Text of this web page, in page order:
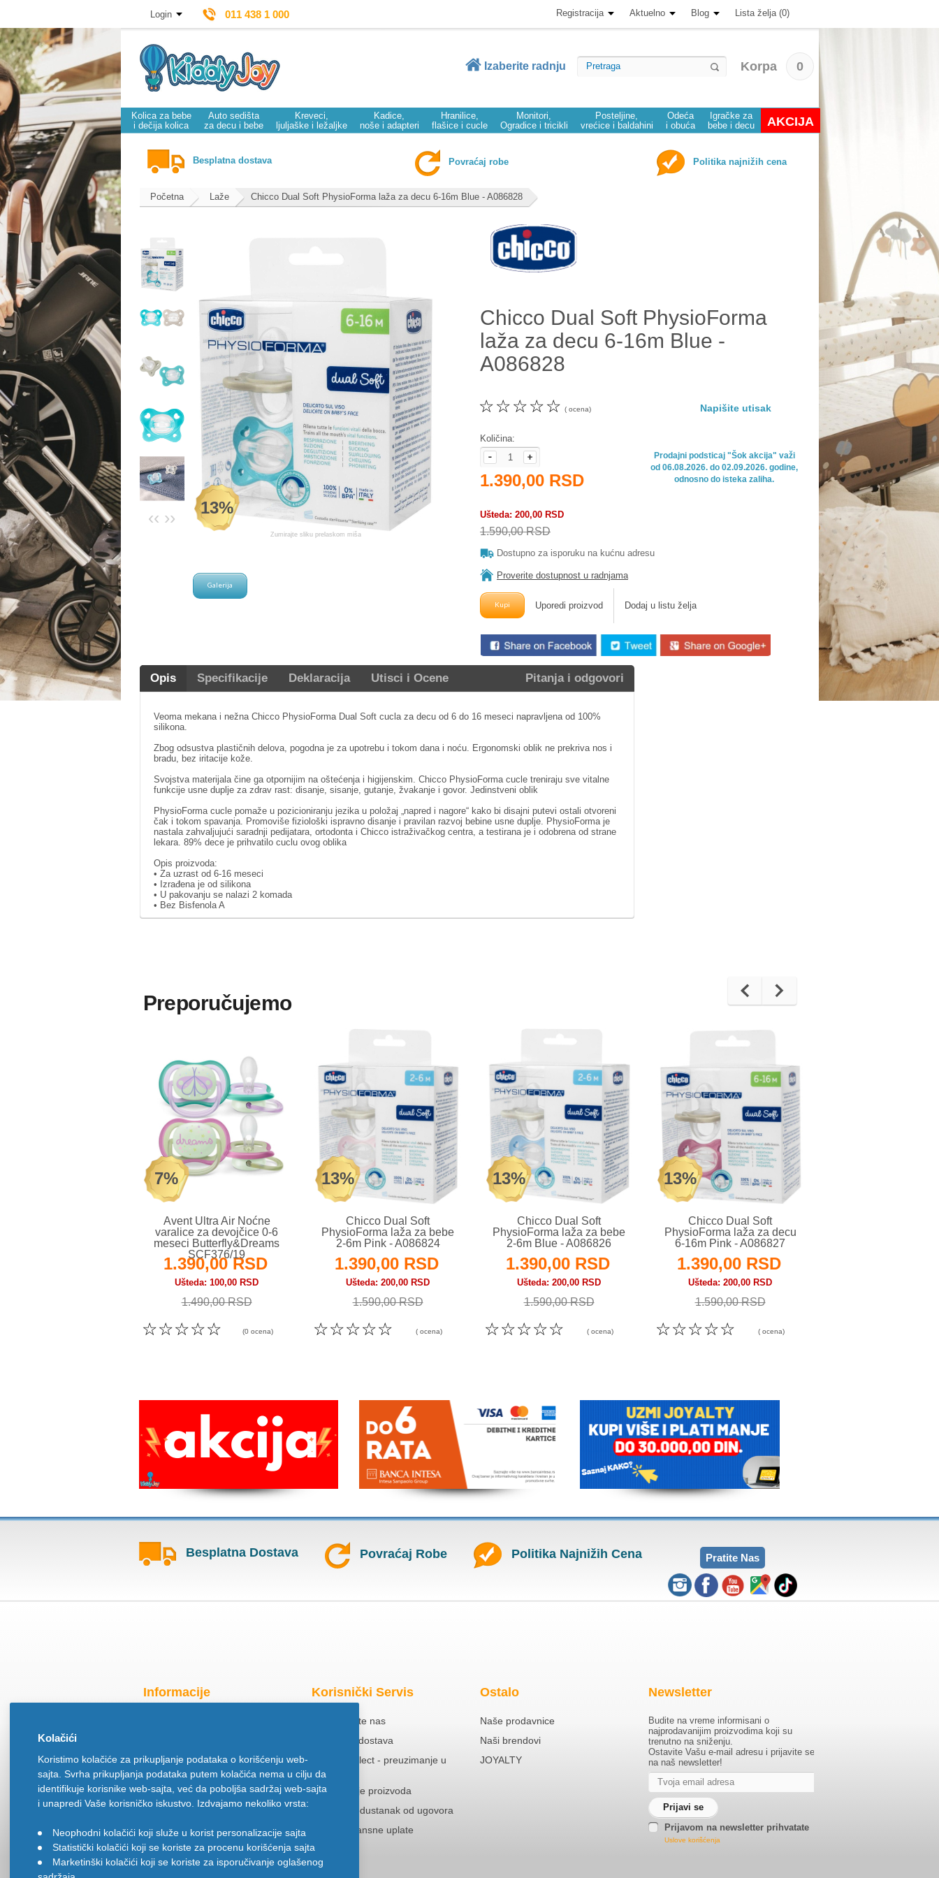
Login 011 438 1 000 Registracija Aktuelno Blog Lista želja (0)
Izaberite radnju Korpa 0
Kolica za bebe
i dečija kolica
Auto sedišta
za decu i bebe
Kreveci,
ljuljaške i ležaljke
Kadice,
noše i adapteri
Hranilice,
flašice i cucle
Monitori,
Ogradice i tricikli
Posteljine,
vrećice i baldahini
Odeća
i obuća
Igračke za
bebe i decu
AKCIJA
Besplatna dostava Povraćaj robe Politika najnižih cena
Početna Laže Chicco Dual Soft PhysioForma laža za decu 6-16m Blue - A086828
13%
‹‹ ››
Chicco Dual Soft PhysioForma
laža za decu 6-16m Blue -
A086828
☆
☆
☆
☆
☆ ( ocena) Napišite utisak
Količina:
Prodajni podsticaj "Šok akcija" važi
od 06.08.2026. do 02.09.2026. godine,
odnosno do isteka zaliha.
1.390,00 RSD
Ušteda 200,00 RSD
1.590,00 RSD
Dostupno za isporuku na kućnu adresu
Proverite dostupnost u radnjama
Uporedi proizvod Dodaj u listu želja
Opis Specifikacije Deklaracija Utisci i Ocene Pitanja i odgovori
Veoma mekana i nežna Chicco PhysioForma Dual Soft cucla za decu od 6 do 16 meseci napravljena od 100%
silikona.
Zbog odsustva plastičnih delova, pogodna je za upotrebu i tokom dana i noću. Ergonomski oblik ne prekriva nos i
bradu, bez iritacije kože.
Svojstva materijala čine ga otpornijim na oštećenja i higijenskim. Chicco PhysioForma cucle treniraju sve vitalne
funkcije usne duplje za zdrav rast: disanje, sisanje, gutanje, žvakanje i govor. Jedinstveni oblik
PhysioForma cucle pomaže u pozicioniranju jezika u položaj „napred i nagore“ kako bi disajni putevi ostali otvoreni
čak i tokom spavanja. Promoviše fiziološki ispravno disanje i pravilan razvoj bebine usne duplje. PhysioForma je
nastala zahvaljujući saradnji pedijatara, ortodonta i Chicco istraživačkog centra, a testirana je i odobrena od strane
lekara. 89% dece je prihvatilo cuclu ovog oblika
Opis proizvoda:
• Za uzrast od 6-16 meseci
• Izrađena je od silikona
• U pakovanju se nalazi 2 komada
• Bez Bisfenola A
Preporučujemo
7%
Avent Ultra Air Noćne
varalice za devojčice 0-6
meseci Butterfly&Dreams
SCF376/19
1.390,00 RSD
Ušteda 100,00 RSD
1.490,00 RSD
☆
☆
☆
☆
☆ (0 ocena)
13%
Chicco Dual Soft
PhysioForma laža za bebe
2-6m Pink - A086824
1.390,00 RSD
Ušteda 200,00 RSD
1.590,00 RSD
☆
☆
☆
☆
☆ ( ocena)
13%
Chicco Dual Soft
PhysioForma laža za bebe
2-6m Blue - A086826
1.390,00 RSD
Ušteda 200,00 RSD
1.590,00 RSD
☆
☆
☆
☆
☆ ( ocena)
13%
Chicco Dual Soft
PhysioForma laža za decu
6-16m Pink - A086827
1.390,00 RSD
Ušteda 200,00 RSD
1.590,00 RSD
☆
☆
☆
☆
☆ ( ocena)
Besplatna Dostava Povraćaj Robe Politika Najnižih Cena Pratite Nas
Informacije
Način isporuke
Načini plaćanja
Politika privatnosti
Uslovi korišćenja
Ugovor na daljinu
Korisnički Servis
Kontaktirajte nas
Besplatna dostava
Click & Collect - preuzimanje u
prodavnici
Reklamacije proizvoda
Pravo na odustanak od ugovora
Politika Avansne uplate
Ostalo
Naše prodavnice
Naši brendovi
JOYALTY
Newsletter
Budite na vreme informisani o
najprodavanijim proizvodima koji su
trenutno na sniženju.
Ostavite Vašu e-mail adresu i prijavite se
na naš newsletter!
Prijavom na newsletter prihvatate
Uslove korišćenja
Kolačići
Koristimo kolačiće za prikupljanje podataka o korišćenju web-
sajta. Svrha prikupljanja podataka putem kolačića nema u cilju da
identifikuje korisnike web-sajta, već da poboljša sadržaj web-sajta
i unapredi Vaše korisničko iskustvo. Izdvajamo nekoliko vrsta:
•
Neophodni kolačići koji služe u korist personalizacije sajta
•
Statistički kolačići koji se koriste za procenu korišćenja sajta
•
Marketinški kolačići koji se koriste za isporučivanje oglašenog